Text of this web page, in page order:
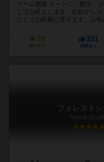
ゲーム概要 カードに「数字」
して山札とします。山札から
にして山札横に置きます。山
79
興味あり
331
経験あり
フォレスト
Forest